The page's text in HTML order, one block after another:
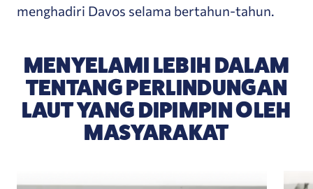
menghadiri Davos selama bertahun-tahun.
MENYELAMI LEBIH DALAM
TENTANG PERLINDUNGAN
LAUT YANG DIPIMPIN OLEH
MASYARAKAT
Apa Itu Sindrom Pergeseran Titik Acuan — Dan